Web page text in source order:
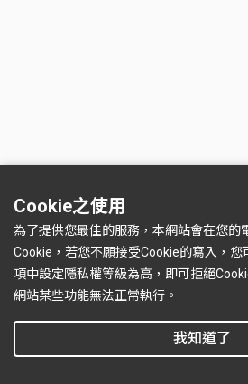
Cookie之使用
為了提供您最佳的服務，本網站會在您的
Cookie，若您不願接受Cookie的寫入，
項中設定隱私權等級為高，即可拒絕
網站某些功能無法正常執行。
我知道了